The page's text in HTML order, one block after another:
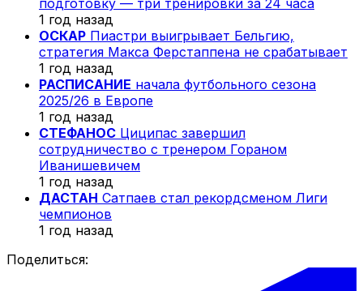
1 год назад
ОСКАР Пиастри выигрывает Бельгию,
стратегия Макса Ферстаппена не срабатывает
1 год назад
РАСПИСАНИЕ начала футбольного сезона
2025/26 в Европе
1 год назад
СТЕФАНОС Циципас завершил
сотрудничество с тренером Гораном
Иванишевичем
1 год назад
ДАСТАН Сатпаев стал рекордсменом Лиги
чемпионов
1 год назад
Поделиться: